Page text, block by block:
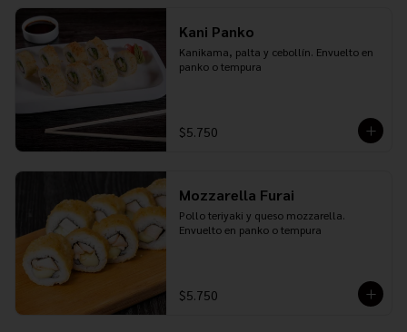
Kani Panko
Kanikama, palta y cebollín. Envuelto en
panko o tempura
$5.750
Mozzarella Furai
Pollo teriyaki y queso mozzarella.
Envuelto en panko o tempura
$5.750